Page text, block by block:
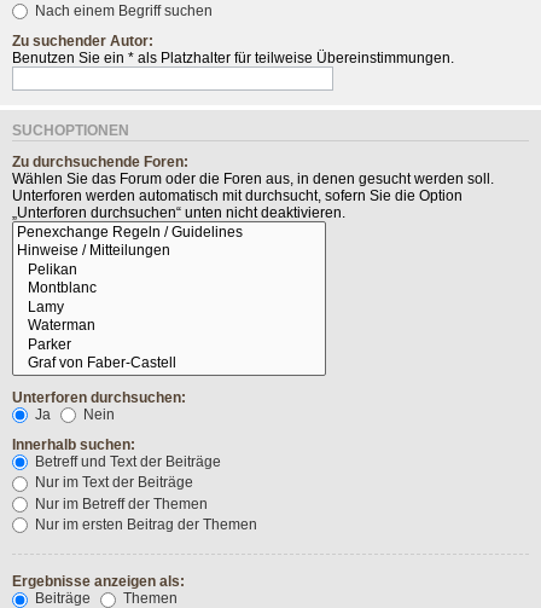
Nach einem Begriff suchen
Zu suchender Autor:
Benutzen Sie ein * als Platzhalter für teilweise Übereinstimmungen.
SUCHOPTIONEN
Zu durchsuchende Foren:
Wählen Sie das Forum oder die Foren aus, in denen gesucht werden soll.
Unterforen werden automatisch mit durchsucht, sofern Sie die Option
„Unterforen durchsuchen“ unten nicht deaktivieren.
Unterforen durchsuchen:
Ja
Nein
Innerhalb suchen:
Betreff und Text der Beiträge
Nur im Text der Beiträge
Nur im Betreff der Themen
Nur im ersten Beitrag der Themen
Ergebnisse anzeigen als:
Beiträge
Themen